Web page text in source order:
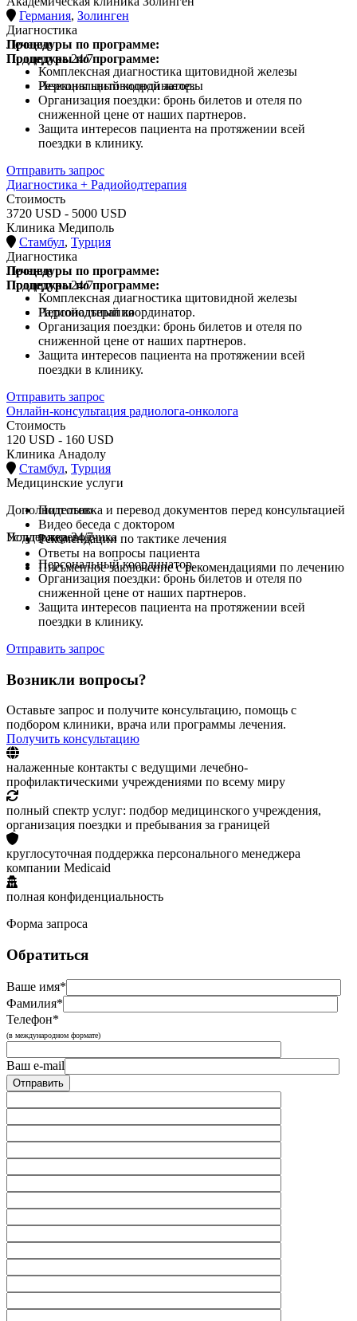
Германия, Золинген
Диагностика
Процедуры по программе:
Комплексная диагностика щитовидной железы
Лечение
Процедуры по программе:
Резекция щитовидной железы
Поддержка 24/7
Персональный координатор.
Организация поездки: бронь билетов и отеля по
сниженной цене от наших партнеров.
Защита интересов пациента на протяжении всей
поездки в клинику.
Отправить запрос
Диагностика + Радиойодтерапия
Стоимость
3720 USD - 5000 USD
Клиника Медиполь
Стамбул, Турция
Диагностика
Процедуры по программе:
Комплексная диагностика щитовидной железы
Лечение
Процедуры по программе:
Радиойодтерапия
Поддержка 24/7
Персональный координатор.
Организация поездки: бронь билетов и отеля по
сниженной цене от наших партнеров.
Защита интересов пациента на протяжении всей
поездки в клинику.
Отправить запрос
Онлайн-консультация радиолога-онколога
Стоимость
120 USD - 160 USD
Клиника Анадолу
Стамбул, Турция
Медицинские услуги
Подготовка и перевод документов перед консультацией
Видео беседа с доктором
Рекомендации по тактике лечения
Ответы на вопросы пациента
Письменное заключение с рекомендациями по лечению
Дополнительно
Услуги переводчика
Поддержка 24/7
Персональный координатор.
Организация поездки: бронь билетов и отеля по
сниженной цене от наших партнеров.
Защита интересов пациента на протяжении всей
поездки в клинику.
Отправить запрос
Возникли вопросы?
Оставьте запрос и получите консультацию, помощь с
подбором клиники, врача или программы лечения.
Получить консультацию
налаженные контакты с ведущими лечебно-
профилактическими учреждениями по всему миру
полный спектр услуг: подбор медицинского учреждения,
организация поездки и пребывания за границей
круглосуточная поддержка персонального менеджера
компании Medicaid
полная конфиденциальность
Форма запроса
Обратиться
Ваше имя*
Фамилия*
Телефон*
(в международном формате)
Ваш e-mail